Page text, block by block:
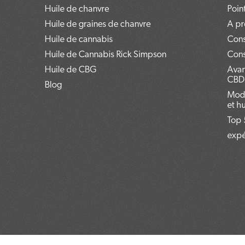
Huile de chanvre
Huile de graines de chanvre
Huile de cannabis
Huile de Cannabis Rick Simpson
Huile de CBG
Blog
A
CBD
et
Top